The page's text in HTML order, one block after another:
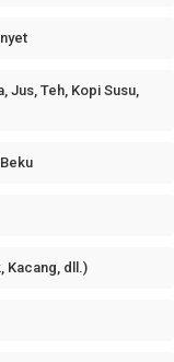
Jus, Teh, Kopi Susu,
Kacang, dll.)